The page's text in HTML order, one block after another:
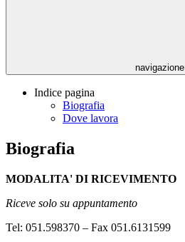
navigazione
Indice pagina
Biografia
Dove lavora
Biografia
MODALITA' DI RICEVIMENTO
Riceve solo su appuntamento
Tel: 051.598370 – Fax 051.6131599